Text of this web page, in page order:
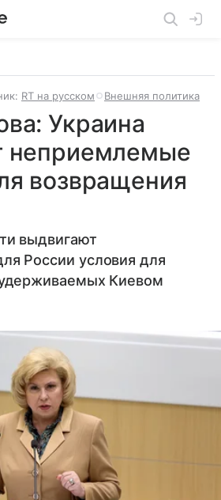
RT на русском Внешняя политика
Украина
неприемлемые
возвращения
выдвигают
России условия для
Киевом